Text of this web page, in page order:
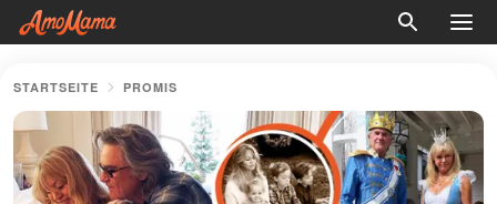
STARTSEITE PROMIS